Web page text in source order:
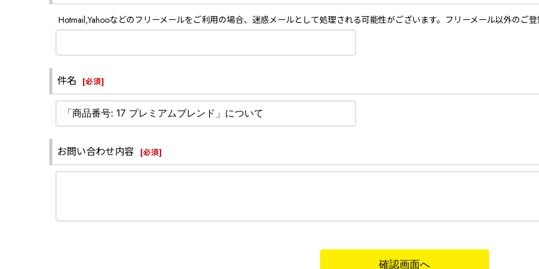
Hotmail,Yahooなどのフリーメールをご利用の場合、迷惑メールとして処理される可能性がございます。フリーメール以外のご登
件名 [必須]
お問い合わせ内容 [必須]
確認画面へ